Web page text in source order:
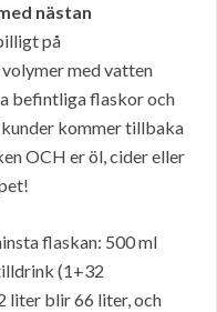
nästan
på
med vatten
befintliga flaskor och
kommer tillbaka
OCH er öl, cider eller
flaskan: 500 ml
(1+32
liter blir 66 liter, och